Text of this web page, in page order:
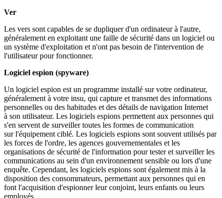
Ver
Les vers sont capables de se dupliquer d'un ordinateur à l'autre,
généralement en exploitant une faille de sécurité dans un logiciel ou
un système d'exploitation et n'ont pas besoin de l'intervention de
l'utilisateur pour fonctionner.
Logiciel espion (spyware)
Un logiciel espion est un programme installé sur votre ordinateur,
généralement à votre insu, qui capture et transmet des informations
personnelles ou des habitudes et des détails de navigation Internet
à son utilisateur. Les logiciels espions permettent aux personnes qui
s'en servent de surveiller toutes les formes de communication
sur l'équipement ciblé. Les logiciels espions sont souvent utilisés par
les forces de l'ordre, les agences gouvernementales et les
organisations de sécurité de l'information pour tester et surveiller les
communications au sein d'un environnement sensible ou lors d'une
enquête. Cependant, les logiciels espions sont également mis à la
disposition des consommateurs, permettant aux personnes qui en
font l'acquisition d'espionner leur conjoint, leurs enfants ou leurs
employés.